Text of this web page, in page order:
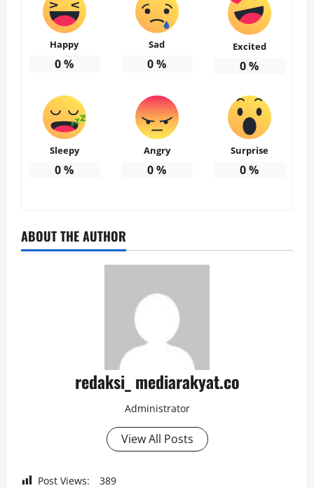
Happy
0%
Sad
0%
Excited
0%
Sleepy
0%
Angry
0%
Surprise
0%
ABOUT THE AUTHOR
redaksi_ mediarakyat.co
Administrator
View All Posts
Post Views: 389